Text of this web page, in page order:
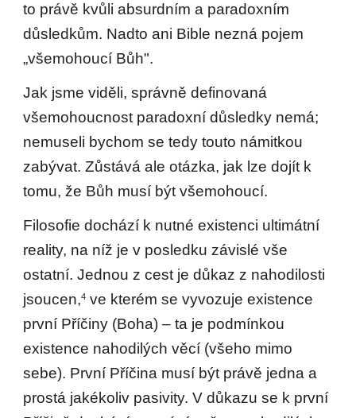
to právě kvůli absurdním a paradoxním
důsledkům. Nadto ani Bible nezná pojem
„všemohoucí Bůh".
Jak jsme viděli, správně definovaná
všemohoucnost paradoxní důsledky nemá;
nemuseli bychom se tedy touto námitkou
zabývat. Zůstává ale otázka, jak lze dojít k
tomu, že Bůh musí být všemohoucí.
Filosofie dochází k nutné existenci ultimátní
reality, na níž je v posledku závislé vše
ostatní. Jednou z cest je důkaz z nahodilosti
jsoucen,4 ve kterém se vyvozuje existence
první Příčiny (Boha) – ta je podmínkou
existence nahodilých věcí (všeho mimo
sebe). První Příčina musí být právě jedna a
prostá jakékoliv pasivity. V důkazu se k první